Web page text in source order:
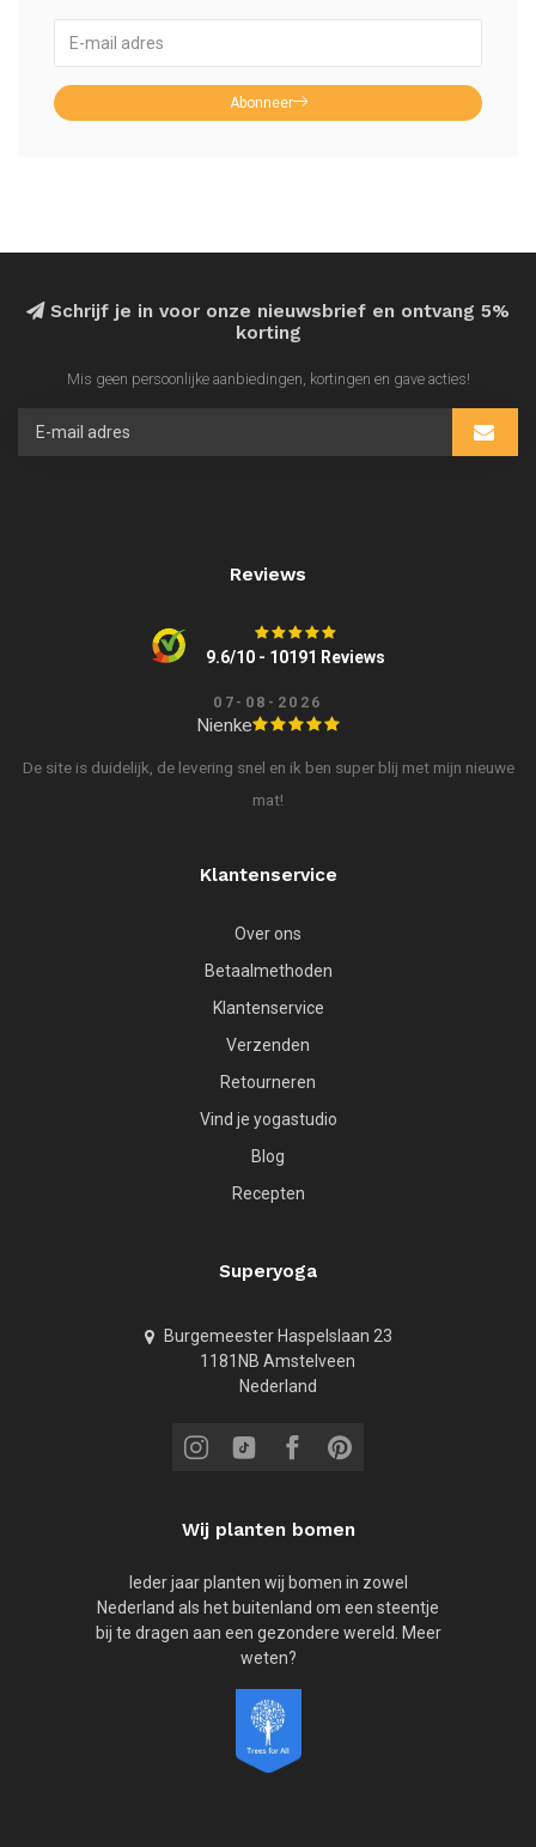
Abonneer
Schrijf je in voor onze nieuwsbrief en ontvang 5%
korting
Mis geen persoonlijke aanbiedingen, kortingen en gave acties!
Reviews
9.6/10 - 10191 Reviews
07-08-2026
Nienke
De site is duidelijk, de levering snel en ik ben super blij met mijn nieuwe
mat!
Klantenservice
Over ons
Betaalmethoden
Klantenservice
Verzenden
Retourneren
Vind je yogastudio
Blog
Recepten
Superyoga
Burgemeester Haspelslaan 23
1181NB Amstelveen
Nederland
Wij planten bomen
Ieder jaar planten wij bomen in zowel
Nederland als het buitenland om een steentje
bij te dragen aan een gezondere wereld. Meer
weten?